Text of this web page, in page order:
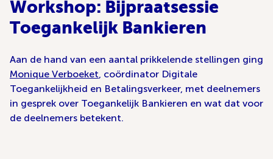
Workshop: Bijpraatsessie
Toegankelijk Bankieren
Aan de hand van een aantal prikkelende stellingen ging
Monique Verboeket, coördinator Digitale
Toegankelijkheid en Betalingsverkeer, met deelnemers
in gesprek over Toegankelijk Bankieren en wat dat voor
de deelnemers betekent.